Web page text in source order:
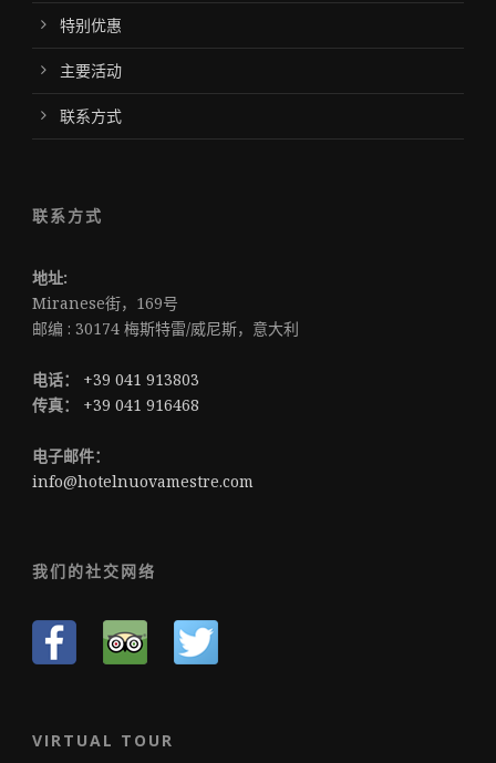
特别优惠
主要活动
联系方式
联系方式
地址:
Miranese街，169号
邮编 : 30174 梅斯特雷/威尼斯，意大利
电话：
+39 041 913803
传真：
+39 041 916468
电子邮件：
info@hotelnuovamestre.com
我们的社交网络
VIRTUAL TOUR